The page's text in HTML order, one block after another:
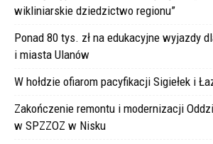
wikliniarskie dziedzictwo regionu”
Ponad 80 tys. zł na edukacyjne wyjazdy
i miasta Ulanów
W hołdzie ofiarom pacyfikacji Sigiełek i
Zakończenie remontu i modernizacji
w SPZZOZ w Nisku